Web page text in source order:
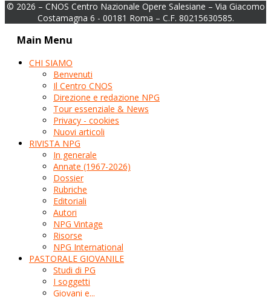
© 2026 – CNOS Centro Nazionale Opere Salesiane – Via Giacomo
Costamagna 6 - 00181 Roma – C.F. 80215630585.
Main Menu
CHI SIAMO
Benvenuti
Il Centro CNOS
Direzione e redazione NPG
Tour essenziale & News
Privacy - cookies
Nuovi articoli
RIVISTA NPG
In generale
Annate (1967-2026)
Dossier
Rubriche
Editoriali
Autori
NPG Vintage
Risorse
NPG International
PASTORALE GIOVANILE
Studi di PG
I soggetti
Giovani e...